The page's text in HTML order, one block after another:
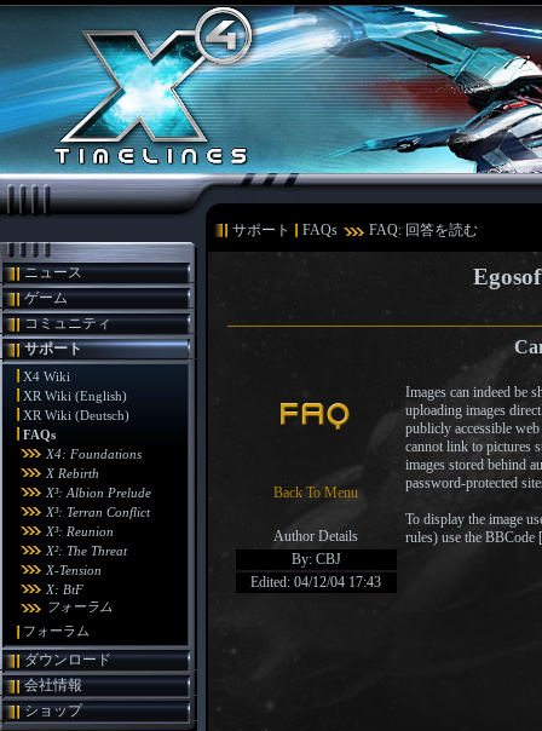
サポート FAQs FAQ: 回答を読む
ニュース
ゲーム
コミュニティ
サポート
X4 Wiki
XR Wiki (English)
XR Wiki (Deutsch)
FAQs
X4: Foundations
X Rebirth
X³: Albion Prelude
X³: Terran Conflict
X³: Reunion
X²: The Threat
X-Tension
X: BtF
フォーラム
フォーラム
ダウンロード
会社情報
ショップ
Back To Menu
Author Details
By: CBJ
Edited: 04/12/04 17:43
Images can indeed be
uploading images
publicly accessible
cannot link to pictures
images stored behind
password-protected
To display the image
rules) use the